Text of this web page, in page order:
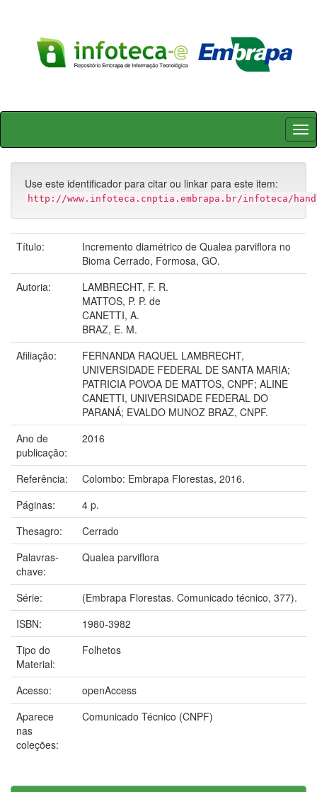
Skip
Use este identificador para citar ou linkar para este item:
http://www.infoteca.cnptia.embrapa.br/infoteca/
Título:
Incremento diamétrico de Qualea parviflora no
Bioma Cerrado, Formosa, GO.
Autoria:
LAMBRECHT, F. R.
MATTOS, P. P. de
CANETTI, A.
BRAZ, E. M.
Afiliação:
FERNANDA RAQUEL LAMBRECHT,
UNIVERSIDADE FEDERAL DE SANTA MARIA;
PATRICIA POVOA DE MATTOS, CNPF; ALINE
CANETTI, UNIVERSIDADE FEDERAL DO
PARANÁ; EVALDO MUNOZ BRAZ, CNPF.
Ano de
publicação:
2016
Referência:
Colombo: Embrapa Florestas, 2016.
Páginas:
4 p.
Thesagro:
Cerrado
Palavras-
chave:
Qualea parviflora
Série:
(Embrapa Florestas. Comunicado técnico, 377).
ISBN:
1980-3982
Tipo do
Material:
Folhetos
Acesso:
openAccess
Aparece
nas
coleções:
Comunicado Técnico (CNPF)